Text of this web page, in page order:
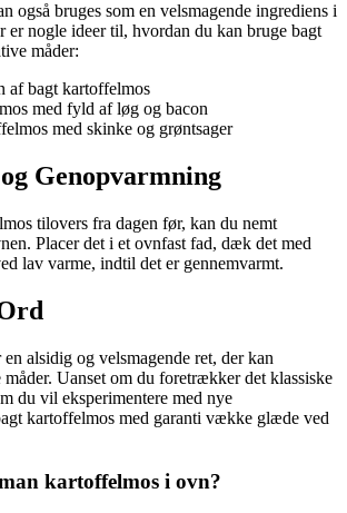
også bruges som en velsmagende ingrediens i
er nogle ideer til, hvordan du kan bruge bagt
måder:
af bagt kartoffelmos
med fyld af løg og bacon
med skinke og grøntsager
Genopvarmning
tilovers fra dagen før, kan du nemt
Placer det i et ovnfast fad, dæk det med
lav varme, indtil det er gennemvarmt.
alsidig og velsmagende ret, der kan
måder. Uanset om du foretrækker det klassiske
du vil eksperimentere med nye
kartoffelmos med garanti vække glæde ved
kartoffelmos i ovn?